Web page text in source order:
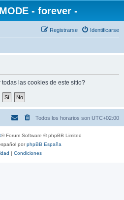
- forever -
Identificarse
Registrarse
las cookies de este sitio?
Todos los horarios son UTC+02:00
® Forum Software © phpBB Limited
porphpBB España
| Condiciones